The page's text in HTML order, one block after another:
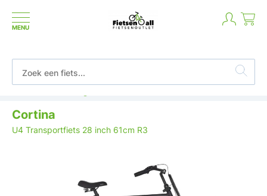
MENU
Cortina
U4 Transportfiets 28 inch 61cm R3